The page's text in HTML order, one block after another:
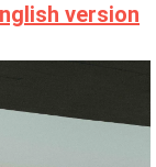
version